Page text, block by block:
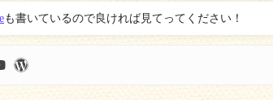
も書いているので良ければ見てってください！